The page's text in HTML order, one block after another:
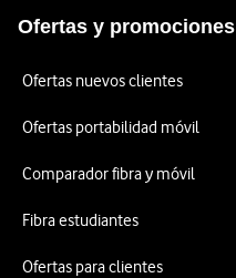
Ofertas y promociones
Ofertas nuevos clientes
Ofertas portabilidad móvil
Comparador fibra y móvil
Fibra estudiantes
Ofertas para clientes